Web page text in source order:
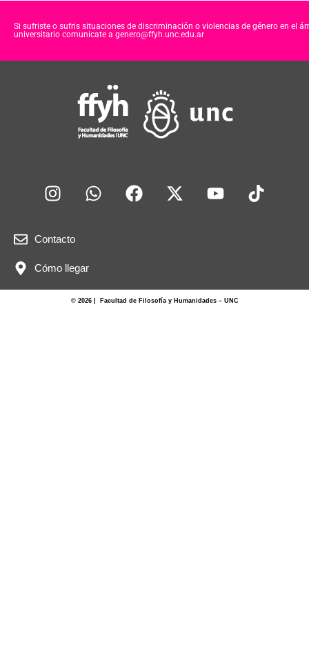
Si sufriste o sufris situaciones de discriminación o violencias de género en el
universitario comunicate a genero@ffyh.unc.edu.ar
Contacto
Cómo llegar
© 2026 | Facultad de Filosofía y Humanidades – UNC